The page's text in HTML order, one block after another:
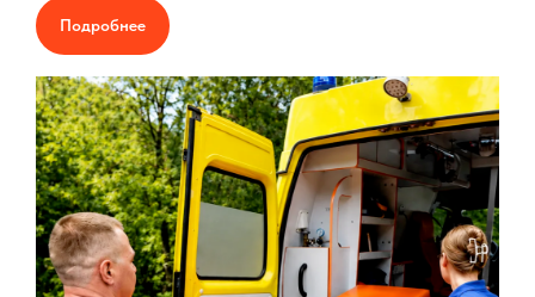
Подробнее